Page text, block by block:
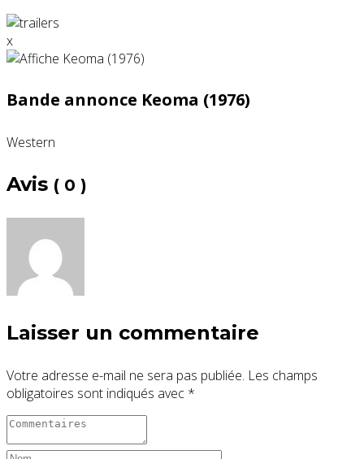
x
Bande annonce Keoma (1976)
Western
Avis ( 0 )
Laisser un commentaire
Votre adresse e-mail ne sera pas publiée. Les champs
obligatoires sont indiqués avec *